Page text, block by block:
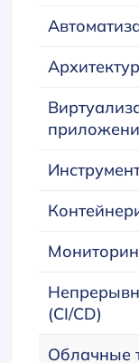
(CI/CD)
Облачные